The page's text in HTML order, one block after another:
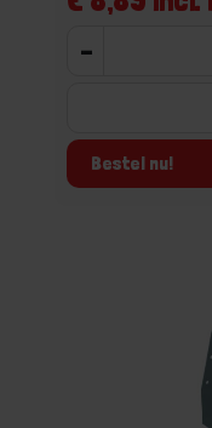
-
Bestel nu!